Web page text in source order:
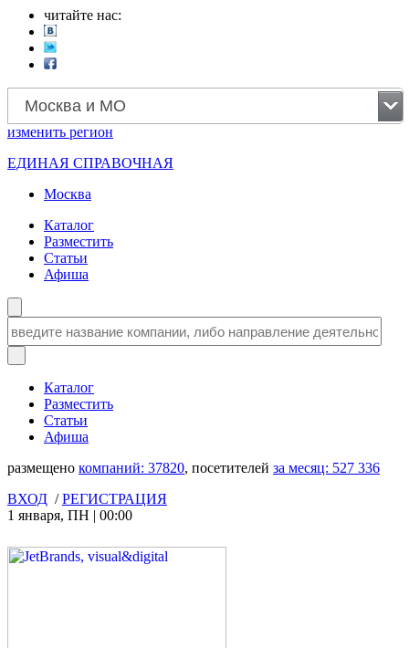
читайте нас:
Москва и МО
изменить регион
ЕДИНАЯ СПРАВОЧНАЯ
Москва
Каталог
Разместить
Статьи
Афиша
Каталог
Разместить
Статьи
Афиша
размещено компаний: 37820, посетителей за месяц: 527 336
ВХОД /РЕГИСТРАЦИЯ
1 января, ПН | 00:00